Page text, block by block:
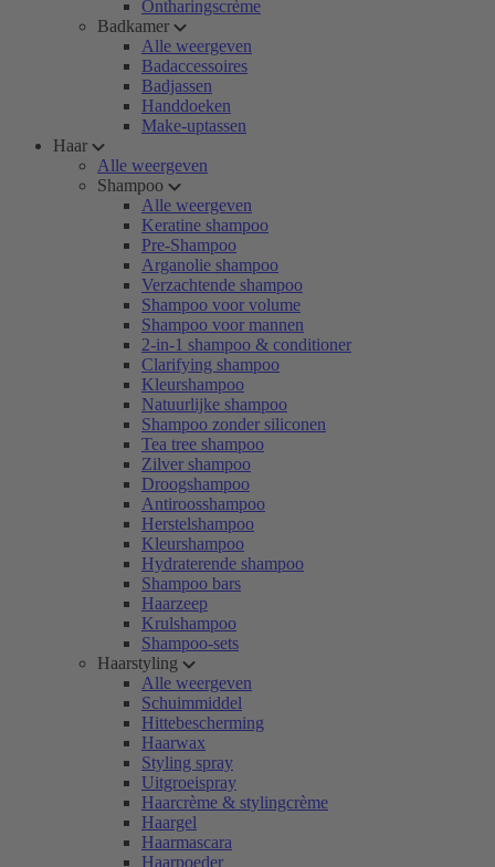
Ontharingscrème
Badkamer
Alle weergeven
Badaccessoires
Badjassen
Handdoeken
Make-uptassen
Haar
Alle weergeven
Shampoo
Alle weergeven
Keratine shampoo
Pre-Shampoo
Arganolie shampoo
Verzachtende shampoo
Shampoo voor volume
Shampoo voor mannen
2-in-1 shampoo & conditioner
Clarifying shampoo
Kleurshampoo
Natuurlijke shampoo
Shampoo zonder siliconen
Tea tree shampoo
Zilver shampoo
Droogshampoo
Antiroosshampoo
Herstelshampoo
Kleurshampoo
Hydraterende shampoo
Shampoo bars
Haarzeep
Krulshampoo
Shampoo-sets
Haarstyling
Alle weergeven
Schuimmiddel
Hittebescherming
Haarwax
Styling spray
Uitgroeispray
Haarcrème & stylingcrème
Haargel
Haarmascara
Haarpoeder